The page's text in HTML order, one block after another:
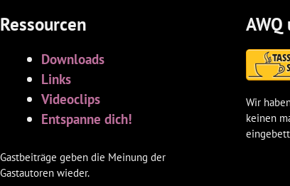
Ressourcen
Downloads
Links
Videoclips
Entspanne dich!
Gastbeiträge geben die Meinung der
Gastautoren wieder.
Wir
keinen